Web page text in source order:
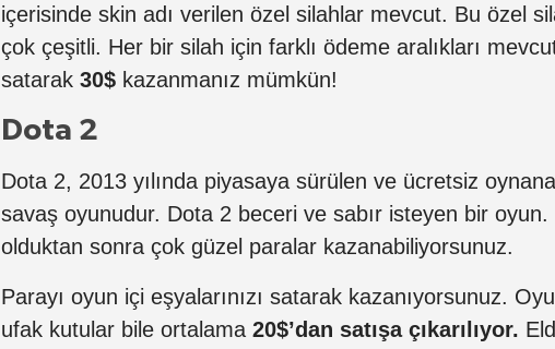
içerisinde skin adı verilen özel silahlar mevcut. Bu özel
çok çeşitli. Her bir silah için farklı ödeme aralıkları
satarak 30$ kazanmanız mümkün!
Dota 2
Dota 2, 2013 yılında piyasaya sürülen ve ücretsiz
savaş oyunudur. Dota 2 beceri ve sabır isteyen bir oyun.
olduktan sonra çok güzel paralar kazanabiliyorsunuz.
Parayı oyun içi eşyalarınızı satarak kazanıyorsunuz.
ufak kutular bile ortalama 20$’dan satışa çıkarılıyor.